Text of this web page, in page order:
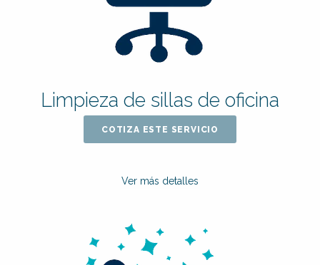
Limpieza de sillas de oficina
COTIZA ESTE SERVICIO
Ver más detalles